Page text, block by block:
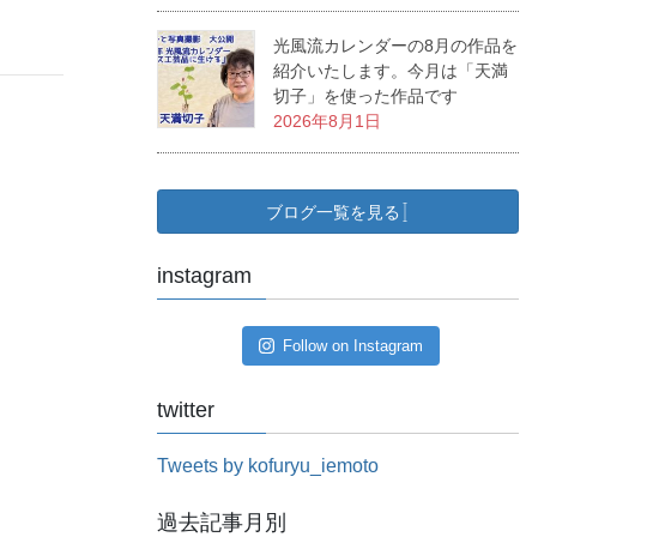
光風流カレンダーの8月の作品を
紹介いたします。今月は「天満
切子」を使った作品です
2026年8月1日
ブログ一覧を見る
instagram
Follow on Instagram
twitter
Tweets by kofuryu_iemoto
過去記事月別